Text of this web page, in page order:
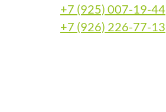
+7 (925) 007-19-44
+7 (926) 226-77-13